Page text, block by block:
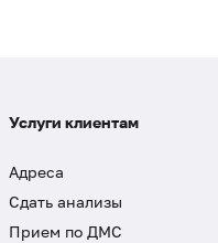
Услуги клиентам
Адреса
Сдать анализы
Прием по ДМС